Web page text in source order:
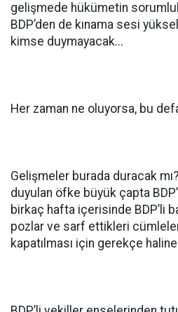
gelişmede hükümetin
BDP’den de kınama sesi
kimse duymayacak...
Her zaman ne oluyorsa, bu
Gelişmeler burada duracak mı?
duyulan öfke büyük çapta
birkaç hafta içerisinde BDP’li
pozlar ve sarf ettikleri
kapatılması için gerekçe